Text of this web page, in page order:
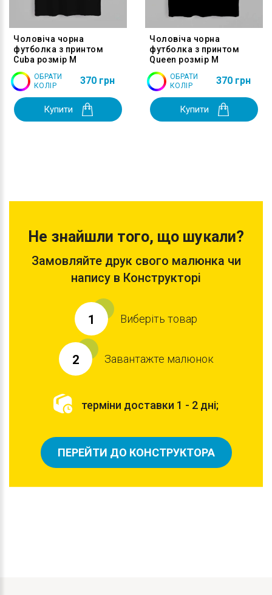
Чоловіча чорна
футболка з принтом
Cuba розмір M
ОБРАТИ
КОЛІР
370 грн
Купити
Чоловіча чорна
футболка з принтом
Queen розмір M
ОБРАТИ
КОЛІР
370 грн
Купити
Не знайшли того, що шукали?
Замовляйте друк свого малюнка чи
напису в Конструкторі
1 Виберіть товар
2 Завантажте малюнок
терміни доставки 1 - 2 дні;
ПЕРЕЙТИ ДО КОНСТРУКТОРА